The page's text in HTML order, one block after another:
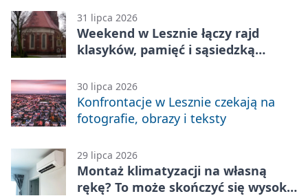
31 lipca 2026
Weekend w Lesznie łączy rajd
klasyków, pamięć i sąsiedzką
30 lipca 2026
Konfrontacje w Lesznie czekają na
fotografie, obrazy i teksty
29 lipca 2026
Montaż klimatyzacji na własną
rękę? To może skończyć się wysoką